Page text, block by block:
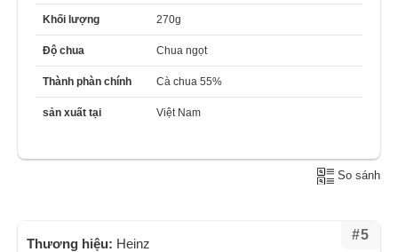
Khối lượng 270g
Độ chua Chua ngọt
Thành phàn chính Cà chua 55%
sản xuất tại Việt Nam
So sánh
#5
Thương hiệu: Heinz